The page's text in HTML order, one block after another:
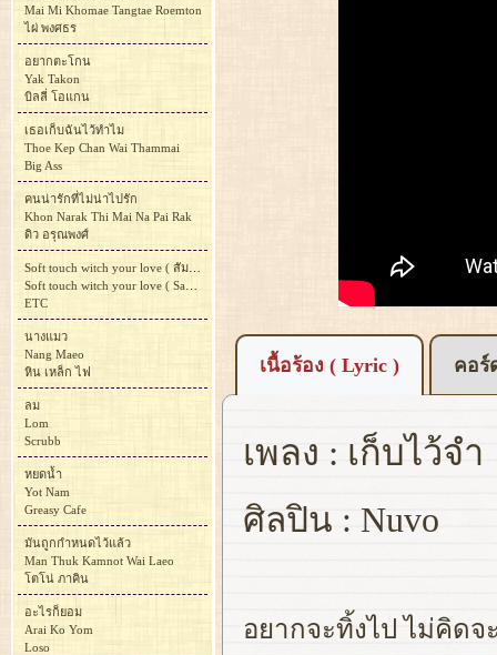
เนื้อร้อง ( Lyric ) คอร์
เพลง : เก็บไว้จำ
ศิลปิน : Nuvo
อยากจะทิ้งไป ไม่คิดจ
Mai Mi Khomae Tangtae Roemton
ไผ่ พงศธร
อยากตะโกน
Yak Takon
บิลลี่ โอแกน
เธอเก็บฉันไว้ทำไม
Thoe Kep Chan Wai Thammai
Big Ass
คนน่ารักที่ไม่น่าไปรัก
Khon Narak Thi Mai Na Pai Rak
ดิว อรุณพงศ์
Soft touch witch your love ( Samphat )
ETC
นางแมว
Nang Maeo
หิน เหล็ก ไฟ
ลม
Lom
Scrubb
หยดน้ำ
Yot Nam
Greasy Cafe
มันถูกกำหนดไว้แล้ว
Man Thuk Kamnot Wai Laeo
โตโน่ ภาคิน
อะไรก็ยอม
Arai Ko Yom
Loso